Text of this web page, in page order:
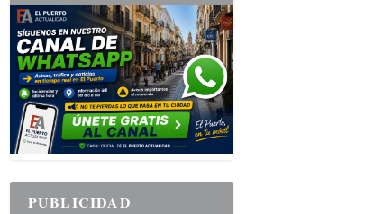
PUBLICIDAD